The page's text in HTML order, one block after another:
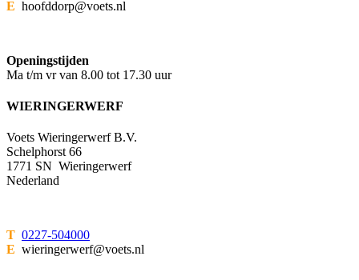
E hoofddorp@voets.nl
Openingstijden
Ma t/m vr van 8.00 tot 17.30 uur
WIERINGERWERF
Voets Wieringerwerf B.V.
Schelphorst 66
1771 SN Wieringerwerf
Nederland
T 0227-504000
E wieringerwerf@voets.nl